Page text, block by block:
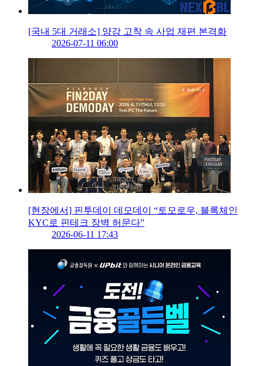
[국내 5대 거래소] 양강 고착 속 사업 재편 본격화
2026-07-11 06:00
[현장에서] 핀투데이 데모데이 “토모로우, 블록체인
KYC로 핀테크 장벽 허문다”
2026-06-11 17:43